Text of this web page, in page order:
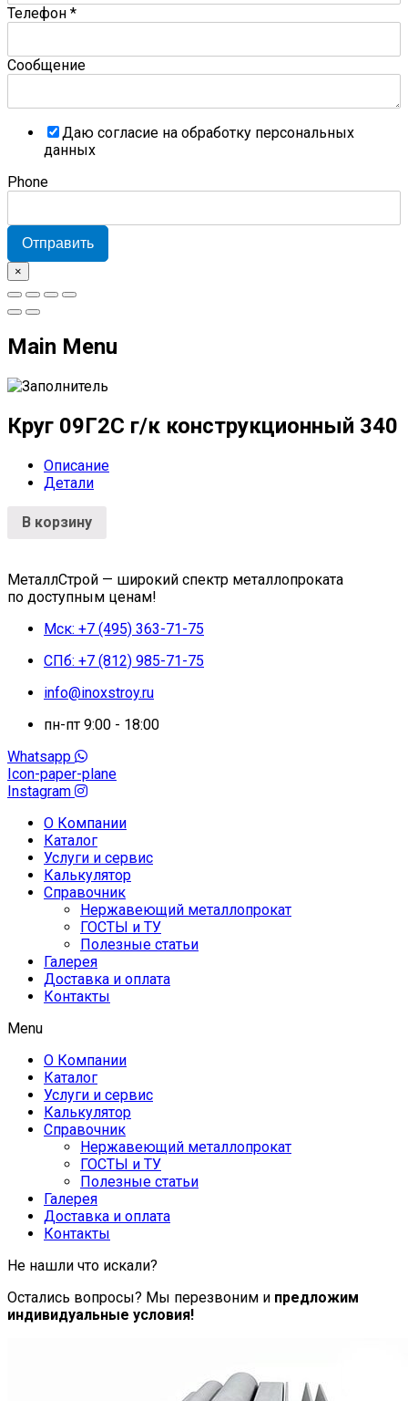
Телефон *
Сообщение
Даю согласие на обработку персональных
данных
Phone
Отправить
×
Main Menu
Круг 09Г2С г/к конструкционный 340
Описание
Детали
В корзину
МеталлСтрой — широкий спектр металлопроката
по доступным ценам!
Мск: +7 (495) 363-71-75
СПб: +7 (812) 985-71-75
info@inoxstroy.ru
пн-пт 9:00 - 18:00
Whatsapp
Icon-paper-plane
Instagram
О Компании
Каталог
Услуги и сервис
Калькулятор
Справочник
Нержавеющий металлопрокат
ГОСТЫ и ТУ
Полезные статьи
Галерея
Доставка и оплата
Контакты
Menu
О Компании
Каталог
Услуги и сервис
Калькулятор
Справочник
Нержавеющий металлопрокат
ГОСТЫ и ТУ
Полезные статьи
Галерея
Доставка и оплата
Контакты
Не нашли что искали?
Остались вопросы? Мы перезвоним и предложим
индивидуальные условия!